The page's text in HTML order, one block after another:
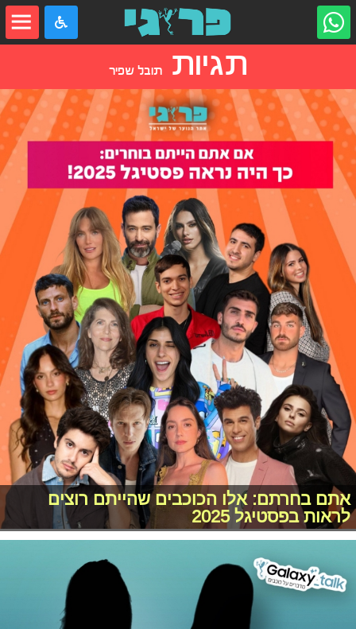
תגיותתובל שפיר
אתם בחרתם: אלו הכוכבים שהייתם רוצים
לראות בפסטיגל 2025